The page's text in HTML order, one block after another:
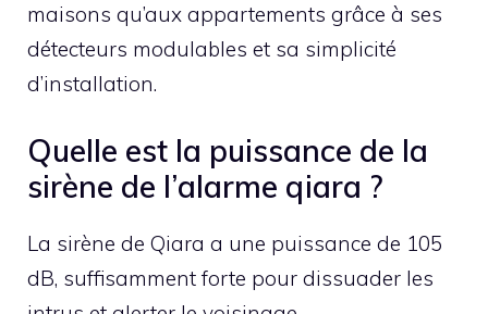
maisons qu’aux appartements grâce à ses
détecteurs modulables et sa simplicité
d’installation.
Quelle est la puissance de la
sirène de l’alarme qiara ?
La sirène de Qiara a une puissance de 105
dB, suffisamment forte pour dissuader les